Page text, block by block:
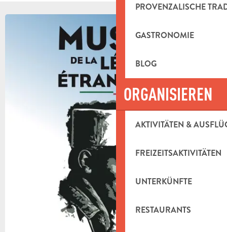
PROVENZALISCHE
GASTRONOMIE
BLOG
ORGANISIEREN
AKTIVITÄTEN &
FREIZEITSAKTIVITÄTEN
UNTERKÜNFTE
RESTAURANTS
+2 FOTOS